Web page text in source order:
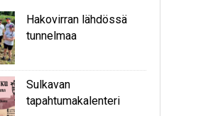
Hakovirran lähdössä
tunnelmaa
Sulkavan
tapahtumakalenteri